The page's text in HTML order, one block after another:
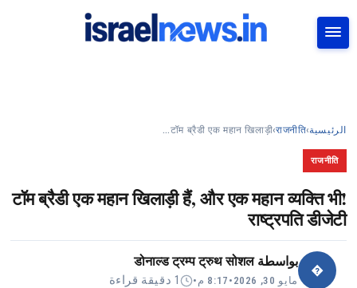
الرئيسية›
राजनीति
›
टॉम ब्रैडी एक महान खिलाड़ी…
राजनीति
टॉम ब्रैडी एक महान खिलाड़ी हैं, और एक महान व्यक्ति भी!
राष्ट्रपति डीजेटी
�
بواسطةडोनाल्ड ट्रम्प ट्रुथ सोशल
مايو 30, 2026 • 8:17 م • 1 دقيقة قراءة